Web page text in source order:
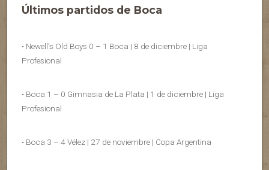
Últimos partidos de Boca
• Newell’s Old Boys 0 – 1 Boca | 8 de diciembre | Liga
Profesional
• Boca 1 – 0 Gimnasia de La Plata | 1 de diciembre | Liga
Profesional
• Boca 3 – 4 Vélez | 27 de noviembre | Copa Argentina